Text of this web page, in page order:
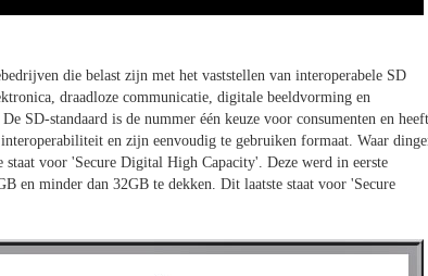
die belast zijn met het vaststellen van interoperabele SD
draadloze communicatie, digitale beeldvorming en
SD-standaard is de nummer één keuze voor consumenten en heeft
en zijn eenvoudig te gebruiken formaat. Waar
voor 'Secure Digital High Capacity'. Deze werd in eerste
en minder dan 32GB te dekken. Dit laatste staat voor 'Secure